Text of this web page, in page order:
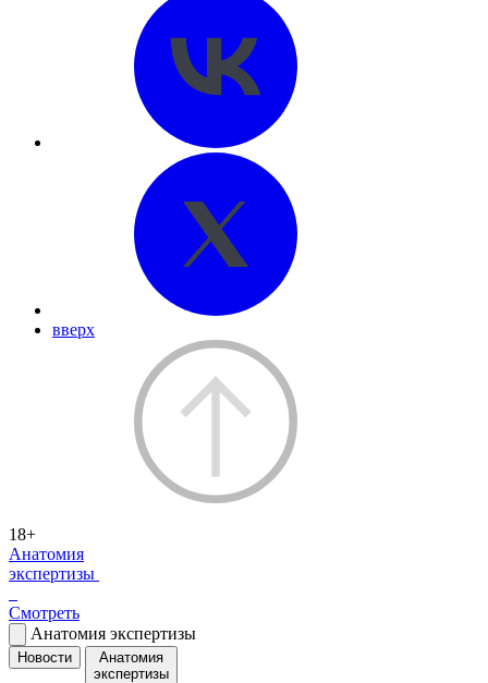
вверх
18+
Анатомия
экспертизы
Смотреть
Анатомия экспертизы
Новости
Анатомия
экспертизы